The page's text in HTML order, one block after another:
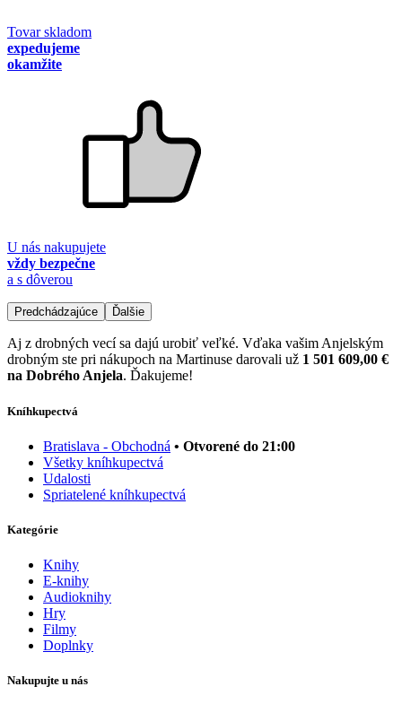
Tovar skladom
expedujeme
okamžite
U nás nakupujete
vždy bezpečne
a s dôverou
Predchádzajúce Ďalšie
Aj z drobných vecí sa dajú urobiť veľké. Vďaka vašim Anjelským
drobným ste pri nákupoch na Martinuse darovali už 1 501 609,00 €
na Dobrého Anjela. Ďakujeme!
Kníhkupectvá
Bratislava - Obchodná • Otvorené do 21:00
Všetky kníhkupectvá
Udalosti
Spriatelené kníhkupectvá
Kategórie
Knihy
E-knihy
Audioknihy
Hry
Filmy
Doplnky
Nakupujte u nás